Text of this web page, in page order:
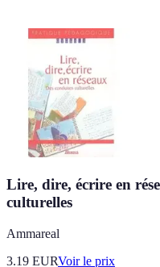
Lire, dire, écrire en
culturelles
Ammareal
3.19 EURVoir le prix